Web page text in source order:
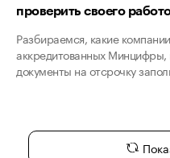
проверить своего
Разбираемся, какие
аккредитованных Минцифры,
документы на отсрочку